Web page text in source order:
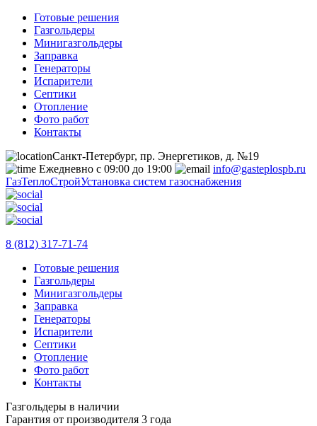
Готовые решения
Газгольдеры
Минигазгольдеры
Заправка
Генераторы
Испарители
Септики
Отопление
Фото работ
Контакты
Санкт-Петербург, пр. Энергетиков, д. №19
Ежедневно с 09:00 до 19:00
info@gasteplospb.ru
ГазТеплоСтройУстановка систем газоснабжения
8 (812) 317-71-74
Готовые решения
Газгольдеры
Минигазгольдеры
Заправка
Генераторы
Испарители
Септики
Отопление
Фото работ
Контакты
Газгольдеры в наличии
Гарантия от производителя 3 года